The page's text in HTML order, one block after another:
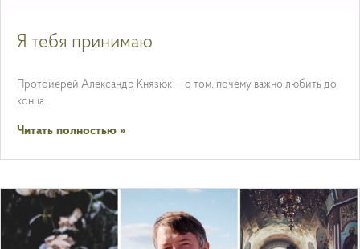
Я тебя принимаю
Протоиерей Александр Князюк — о том, почему важно любить до
конца.
Читать полностью »